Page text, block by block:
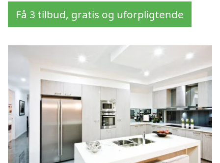
Få 3 tilbud, gratis og uforpligtende